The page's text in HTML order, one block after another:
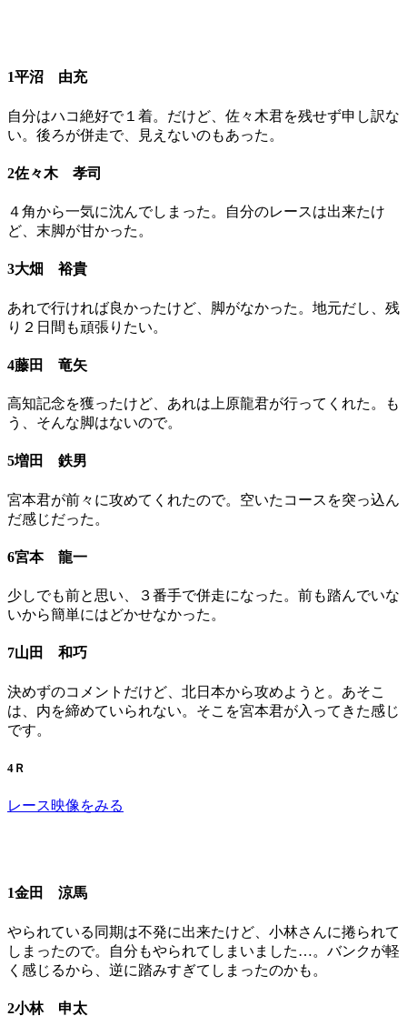
1平沼 由充
自分はハコ絶好で１着。だけど、佐々木君を残せず申し訳な
い。後ろが併走で、見えないのもあった。
2佐々木 孝司
４角から一気に沈んでしまった。自分のレースは出来たけ
ど、末脚が甘かった。
3大畑 裕貴
あれで行ければ良かったけど、脚がなかった。地元だし、残
り２日間も頑張りたい。
4藤田 竜矢
高知記念を獲ったけど、あれは上原龍君が行ってくれた。も
う、そんな脚はないので。
5増田 鉄男
宮本君が前々に攻めてくれたので。空いたコースを突っ込ん
だ感じだった。
6宮本 龍一
少しでも前と思い、３番手で併走になった。前も踏んでいな
いから簡単にはどかせなかった。
7山田 和巧
決めずのコメントだけど、北日本から攻めようと。あそこ
は、内を締めていられない。そこを宮本君が入ってきた感じ
です。
4Ｒ
レース映像をみる
1金田 涼馬
やられている同期は不発に出来たけど、小林さんに捲られて
しまったので。自分もやられてしまいました…。バンクが軽
く感じるから、逆に踏みすぎてしまったのかも。
2小林 申太